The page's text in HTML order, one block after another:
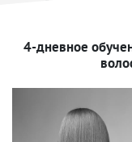
4-дневное